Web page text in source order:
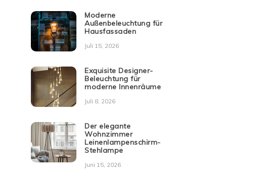
Moderne
Außenbeleuchtung für
Hausfassaden
Juli 15, 2026
Exquisite Designer-
Beleuchtung für
moderne Innenräume
Juli 8, 2026
Der elegante
Wohnzimmer
Leinenlampenschirm-
Stehlampe
Juni 15, 2026